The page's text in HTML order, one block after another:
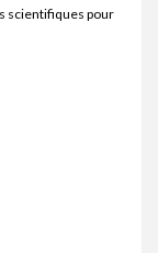
scientifiques pour